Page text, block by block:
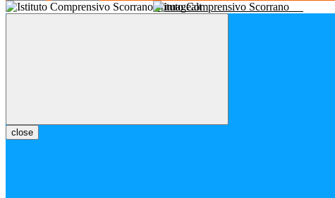
Istituto Comprensivo Scorrano
close